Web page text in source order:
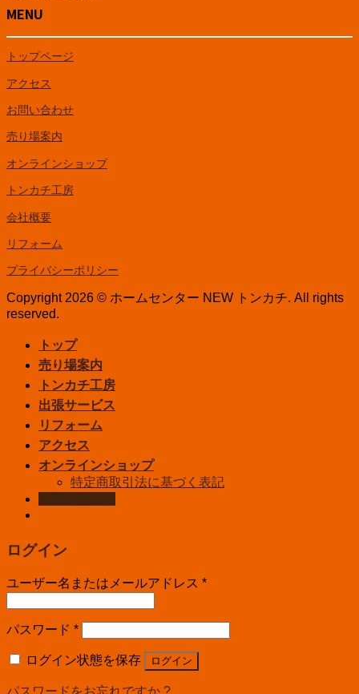
MENU
トップページ
アクセス
お問い合わせ
売り場案内
オンラインショップ
トンカチ工房
会社概要
リフォーム
プライバシーポリシー
Copyright 2026 © ホームセンター NEW トンカチ. All rights
reserved.
トップ
売り場案内
トンカチ工房
出張サービス
リフォーム
アクセス
オンラインショップ
特定商取引法に基づく表記
ログイン
ユーザー名またはメールアドレス *
パスワード *
ログイン状態を保存 ログイン